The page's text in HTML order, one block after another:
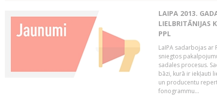
LAIPA 2013.
LIELBRITĀNIJAS
PPL
LaIPA sadarbojas
sniegtos
sadales procesus.
bāzi, kurā ir iekļauti
un producentu
fonogrammu...